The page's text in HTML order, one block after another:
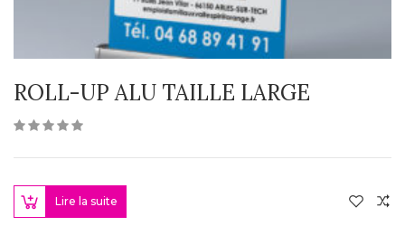
ROLL-UP ALU TAILLE LARGE
Lire la suite